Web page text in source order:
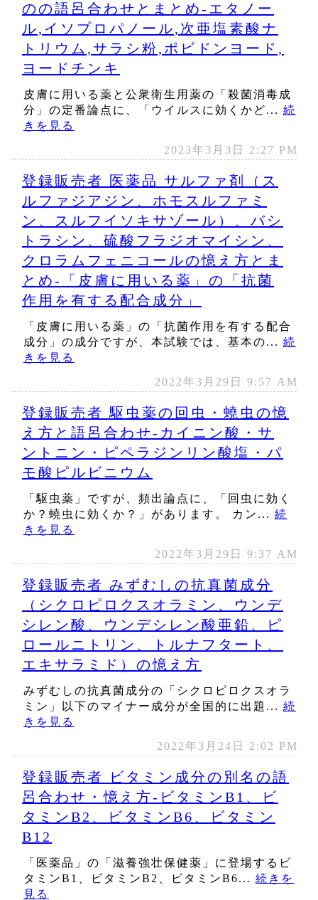
のの語呂合わせとまとめ‐エタノー
ル,イソプロパノール,次亜塩素酸ナ
トリウム,サラシ粉,ポビドンヨード,
ヨードチンキ
皮膚に用いる薬と公衆衛生用薬の「殺菌消毒成
分」の定番論点に、「ウイルスに効くかど... 続
きを見る
2023年3月3日 2:27 PM
登録販売者 医薬品 サルファ剤（ス
ルファジアジン、ホモスルファミ
ン、スルフイソキサゾール）、バシ
トラシン、硫酸フラジオマイシン、
クロラムフェニコールの憶え方とま
とめ‐「皮膚に用いる薬」の「抗菌
作用を有する配合成分」
「皮膚に用いる薬」の「抗菌作用を有する配合
成分」の成分ですが、本試験では、基本の... 続
きを見る
2022年3月29日 9:57 AM
登録販売者 駆虫薬の回虫・蟯虫の憶
え方と語呂合わせ‐カイニン酸・サ
ントニン・ピペラジンリン酸塩・パ
モ酸ピルビニウム
「駆虫薬」ですが、頻出論点に、「回虫に効く
か？蟯虫に効くか？」があります。 カン... 続
きを見る
2022年3月29日 9:37 AM
登録販売者 みずむしの抗真菌成分
（シクロピロクスオラミン、ウンデ
シレン酸、ウンデシレン酸亜鉛、ピ
ロールニトリン、トルナフタート、
エキサラミド）の憶え方
みずむしの抗真菌成分の「シクロピロクスオラ
ミン」以下のマイナー成分が全国的に出題... 続
きを見る
2022年3月24日 2:02 PM
登録販売者 ビタミン成分の別名の語
呂合わせ・憶え方‐ビタミンB1、ビ
タミンB2、ビタミンB6、ビタミン
B12
「医薬品」の「滋養強壮保健薬」に登場するビ
タミンB1、ビタミンB2、ビタミンB6... 続きを
見る